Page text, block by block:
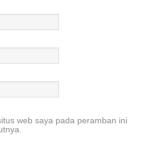
web saya pada peramban ini